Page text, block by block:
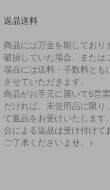
返品送料
商品には万全を期しており
破損していた場合、または
場合には送料・手数料とも
させていただきます。
商品がお手元に届いて5営
だければ、未使用品に限り
て返品をお受けいたしま
合による返品は受け付けて
ご了承くださいませ。）